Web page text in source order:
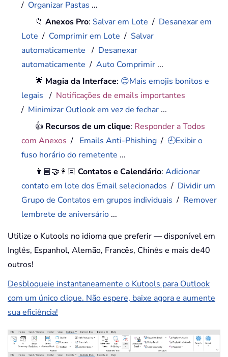
/ Organizar Pastas ...
📁Anexos Pro: Salvar em Lote / Desanexar em
Lote / Comprimir em Lote / Salvar
automaticamente / Desanexar
automaticamente /Auto Comprimir ...
🌟 Magia da Interface: 😊Mais emojis bonitos e
legais / Notificações de emails importantes
/ Minimizar Outlook em vez de fechar ...
👍 Recursos de um clique: Responder a Todos
com Anexos / Emails Anti-Phishing / 🕘Exibir o
fuso horário do remetente ...
👩🏼‍🤝‍👩🏻Contatos e Calendário:Adicionar
contato em lote dos Email selecionados / Dividir um
Grupo de Contatos em grupos individuais / Remover
lembrete de aniversário ...
Utilize o Kutools no idioma que preferir — disponível em
Inglês, Espanhol, Alemão, Francês, Chinês e mais de40
outros!
Desbloqueie instantaneamente o Kutools para Outlook
com um único clique. Não espere, baixe agora e aumente
sua eficiência!